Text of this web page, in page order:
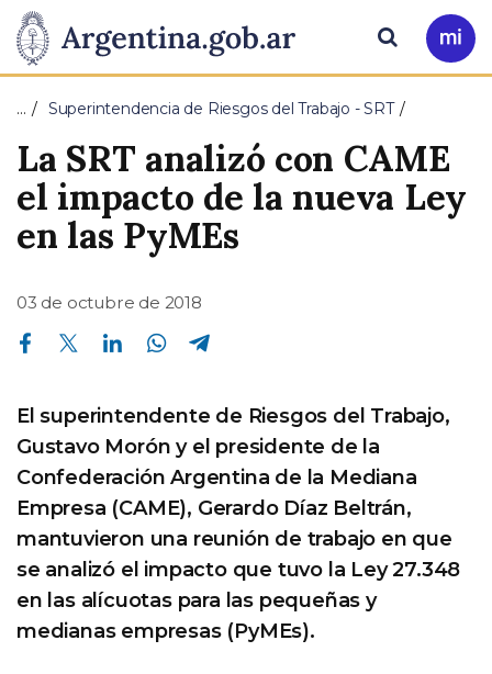
Presidencia
de
la
Nación
Pasar al contenido principal
Ir
a
Buscar
… Superintendencia de Riesgos del Trabajo - SRT
La SRT analizó con CAME
el impacto de la nueva Ley
en las PyMEs
03 de octubre de 2018
Compartir en Facebook Compartir en Twitter Compartir en Linkedin Compartir en Whatsapp
El superintendente de Riesgos del Trabajo,
Gustavo Morón y el presidente de la
Confederación Argentina de la Mediana
Empresa (CAME), Gerardo Díaz Beltrán,
mantuvieron una reunión de trabajo en que
se analizó el impacto que tuvo la Ley 27.348
en las alícuotas para las pequeñas y
medianas empresas (PyMEs).